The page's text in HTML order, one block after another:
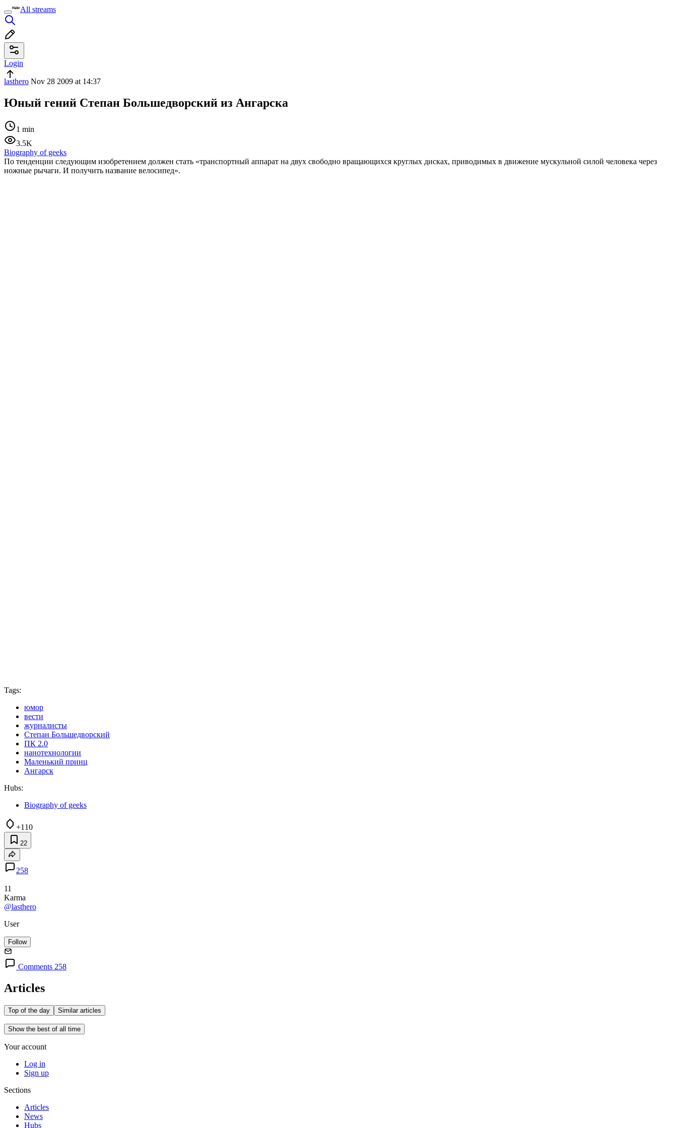
All streams
Login
lasthero Nov 28 2009 at 14:37
Юный гений Степан Большедворский из Ангарска
1 min
3.5K
Biography of geeks
По тенденции следующим изобретением должен стать «транспортный аппарат на двух свободно вращающихся круглых дисках, приводимых в движение мускульной силой человека через
ножные рычаги. И получить название велосипед».
Tags:
юмор
вести
журналисты
Степан Большедворский
ПК 2.0
нанотехнологии
Маленький принц
Ангарск
Hubs:
Biography of geeks
+110
22
258
11
Karma
@lasthero
User
Follow
Comments 258
Articles
Top of the day Similar articles
Show the best of all time
Your account
Log in
Sign up
Sections
Articles
News
Hubs